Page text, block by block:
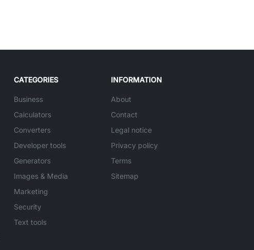
CATEGORIES
Business
Calculators
Converters
Developer tools
Generators
Images & Media
Marketing
Security
Text tools
INFORMATION
About
Contact
Legal notice
Privacy policy
Terms
Sitemap